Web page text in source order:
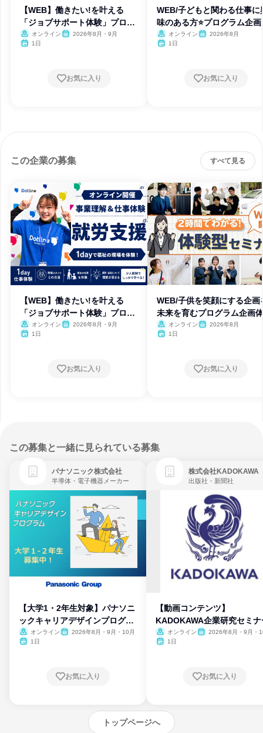
【WEB】働きたい!を叶える
「ジョブサポート体験」プログ
ラムオンライン
2026年8月・9月
1日
お気に入り
WEB/子どもと関わる仕事に
味のある方⭐プログラム企画
験
オンライン
2026年8月
1日
お気に入り
この企業の募集 すべて見る
【WEB】働きたい!を叶える
「ジョブサポート体験」プログ
ラムオンライン
2026年8月・9月
1日
お気に入り
WEB/子供を笑顔にする企画
未来を育むプログラム企画
オンライン
2026年8月
1日
お気に入り
この募集と一緒に見られている募集
パナソニック株式会社
半導体・電子機器メーカー
【大学1・2年生対象】パナソニ
ックキャリアデザインプログラ
ム
オンライン
2026年8月・9月・10月
1日
お気に入り
株式会社KADOKAWA
出版社・新聞社
【動画コンテンツ】
KADOKAWA企業研究セミナ
オンライン
2026年8月・9月・
1日
お気に入り
トップページへ